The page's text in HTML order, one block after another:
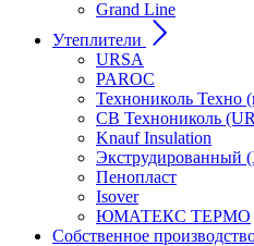
Grand Line
Утеплители
URSA
PAROC
Технониколь Техно
СВ Технониколь
Knauf Insulation
Экструдированный
Пенопласт
Isover
ЮМАТЕКС ТЕРМО
Собственное